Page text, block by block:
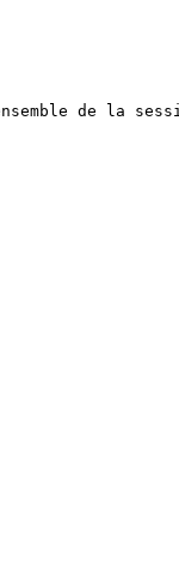
de la